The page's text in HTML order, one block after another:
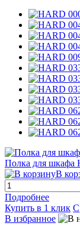
Полка для шкафа
В
Подробнее
Купить в 1 клик
В избранное